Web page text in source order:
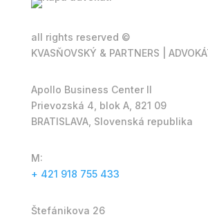
all rights reserved ©
KVASŇOVSKÝ & PARTNERS |
Apollo Business Center II
Prievozská 4, blok A, 821 09
BRATISLAVA, Slovenská republika
M:
+ 421 918 755 433
Štefánikova 26